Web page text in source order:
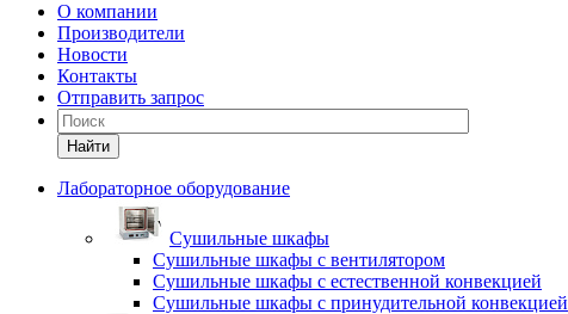
О компании
Производители
Новости
Контакты
Отправить запрос
Найти
Лабораторное оборудование
Cушильные шкафы
Сушильные шкафы с вентилятором
Сушильные шкафы с естественной конвекцией
Сушильные шкафы с принудительной конвекцией